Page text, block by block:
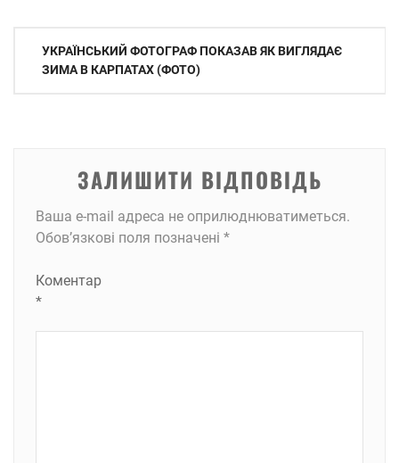
Навігація
записів
УКРАЇНСЬКИЙ ФОТОГРАФ ПОКАЗАВ ЯК ВИГЛЯДАЄ
ЗИМА В КАРПАТАХ (ФОТО)
ЗАЛИШИТИ ВІДПОВІДЬ
Ваша e-mail адреса не оприлюднюватиметься.
Обов’язкові поля позначені *
Коментар
*